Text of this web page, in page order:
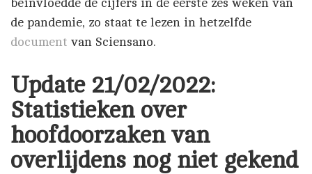
beïnvloedde de cijfers in de eerste zes weken van
de pandemie, zo staat te lezen in hetzelfde
document van Sciensano.
Update 21/02/2022:
Statistieken over
hoofdoorzaken van
overlijdens nog niet gekend